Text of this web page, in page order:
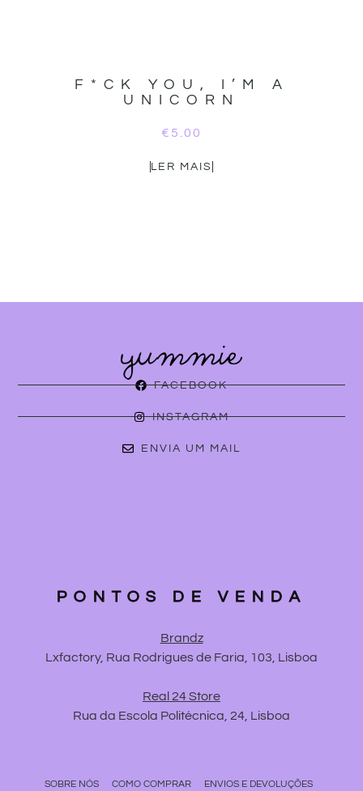
F*CK YOU, I’M A
UNICORN
€ 5.00
LER MAIS
FACEBOOK
INSTAGRAM
ENVIA UM MAIL
PONTOS DE VENDA
Brandz
Lxfactory, Rua Rodrigues de Faria, 103, Lisboa
Real 24 Store
Rua da Escola Politécnica, 24, Lisboa
SOBRE NÓS COMO COMPRAR ENVIOS E DEVOLUÇÕES